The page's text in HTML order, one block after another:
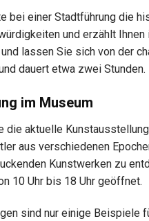
bei einer Stadtführung die
und erzählt
lassen Sie sich von der
dauert etwa zwei Stunden.
im Museum
die aktuelle
aus verschiedenen
Kunstwerken zu
10 Uhr bis 18 Uhr geöffnet.
sind nur einige Beispiele